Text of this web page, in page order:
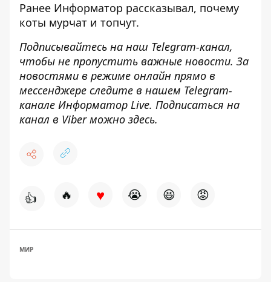
Ранее Информатор рассказывал, почему
коты мурчат и топчут.
Подписывайтесь на наш Telegram-канал,
чтобы не пропустить важные новости. За
новостями в режиме онлайн прямо в
мессенджере следите в нашем Telegram-
канале Информатор Live. Подписаться на
канал в Viber можно здесь.
👍 🔥 ♥ 😭 😆 😡
МИР